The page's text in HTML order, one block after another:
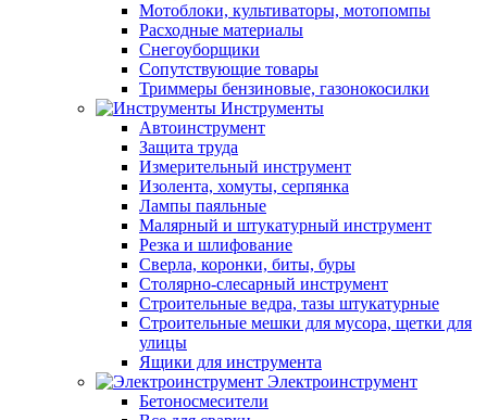
Мотоблоки, культиваторы, мотопомпы
Расходные материалы
Снегоуборщики
Сопутствующие товары
Триммеры бензиновые, газонокосилки
Инструменты
Автоинструмент
Защита труда
Измерительный инструмент
Изолента, хомуты, серпянка
Лампы паяльные
Малярный и штукатурный инструмент
Резка и шлифование
Сверла, коронки, биты, буры
Столярно-слесарный инструмент
Строительные ведра, тазы штукатурные
Строительные мешки для мусора, щетки для
улицы
Ящики для инструмента
Электроинструмент
Бетоносмесители